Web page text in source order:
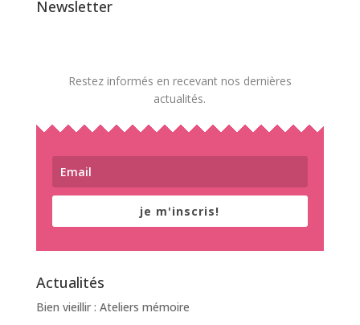
Newsletter
Restez informés en recevant nos dernières
actualités.
je m'inscris!
Actualités
Bien vieillir : Ateliers mémoire